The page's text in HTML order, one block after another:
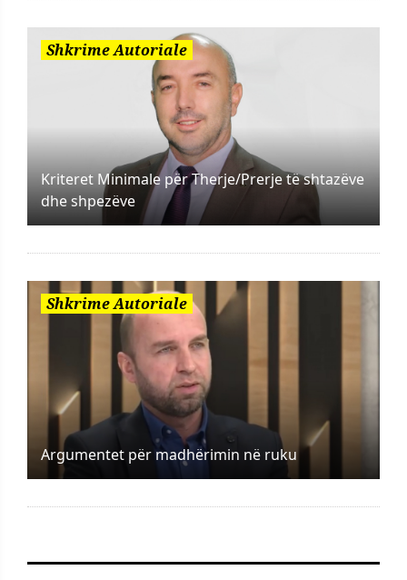
Shkrime Autoriale
Kriteret Minimale për Therje/Prerje të shtazëve
dhe shpezëve
Shkrime Autoriale
Argumentet për madhërimin në ruku